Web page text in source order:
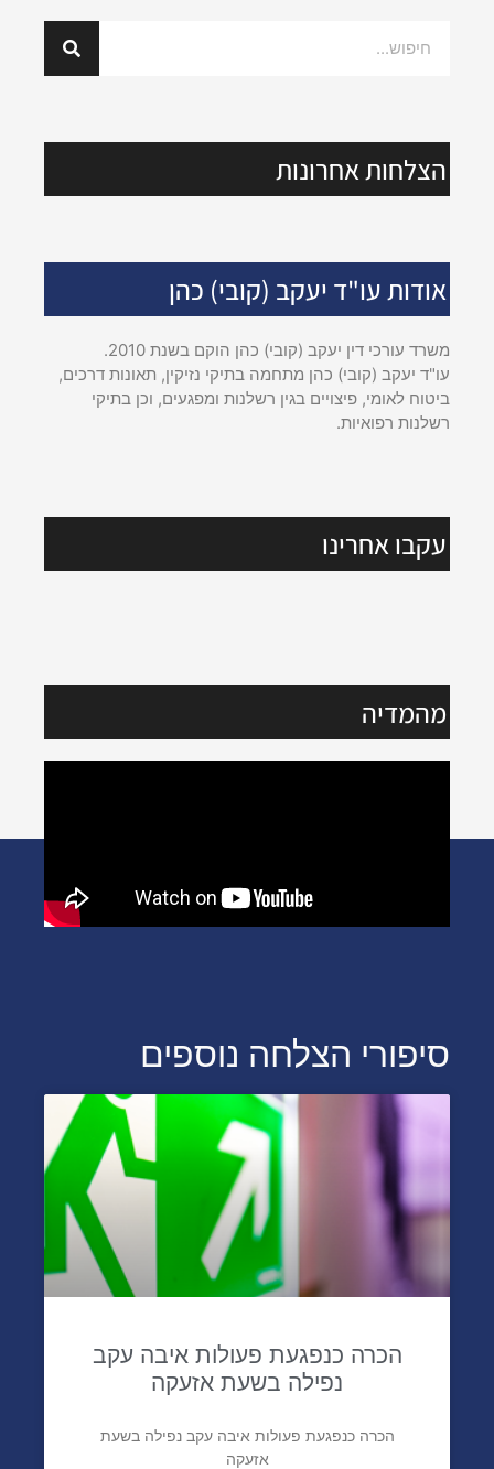
הצלחות אחרונות
אודות עו"ד יעקב (קובי) כהן
משרד עורכי דין יעקב (קובי) כהן הוקם בשנת 2010.
עו"ד יעקב (קובי) כהן מתחמה בתיקי נזיקין, תאונות דרכים,
ביטוח לאומי, פיצויים בגין רשלנות ומפגעים, וכן בתיקי
רשלנות רפואיות.
עקבו אחרינו
מהמדיה
סיפורי הצלחה נוספים
הכרה כנפגעת פעולות איבה עקב
נפילה בשעת אזעקה
הכרה כנפגעת פעולות איבה עקב נפילה בשעת
אזעקה